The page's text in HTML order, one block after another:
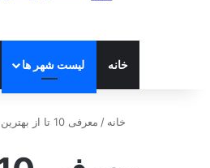
خانه لیست شهر ها
خانه / معرفی 10 تا از بهترین وکیل شیراز 🥇【آپدیت جدید】⚖️